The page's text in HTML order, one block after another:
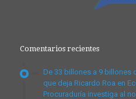
Comentarios recientes
De 33 billones a 9 billones
que deja Ricardo Roa en
Procuraduría investiga al